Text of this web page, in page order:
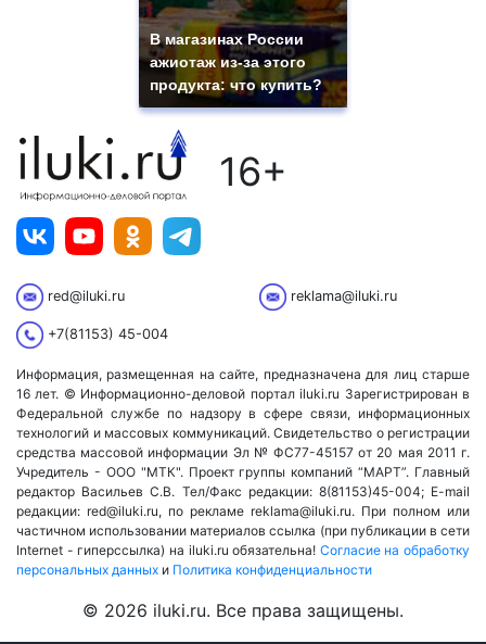
В магазинах России
ажиотаж из-за этого
продукта: что купить?
16+
red@iluki.ru reklama@iluki.ru
+7(81153) 45-004
Информация, размещенная на сайте, предназначена для лиц старше
16 лет. © Информационно-деловой портал iluki.ru Зарегистрирован в
Федеральной службе по надзору в сфере связи, информационных
технологий и массовых коммуникаций. Свидетельство о регистрации
средства массовой информации Эл № ФС77-45157 от 20 мая 2011 г.
Учредитель - ООО "МТК". Проект группы компаний “МАРТ”. Главный
редактор Васильев С.В. Тел/Факс редакции: 8(81153)45-004; E-mail
редакции: red@iluki.ru, по рекламе reklama@iluki.ru. При полном или
частичном использовании материалов ссылка (при публикации в сети
Internet - гиперссылка) на iluki.ru обязательна! Согласие на обработку
персональных данных и Политика конфиденциальности
© 2026 iluki.ru. Все права защищены.